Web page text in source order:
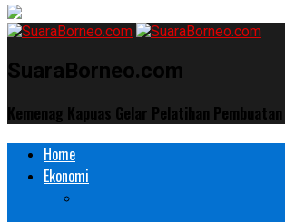
SuaraBorneo.com
Kemenag Kapuas Gelar Pelatihan
Home
Ekonomi